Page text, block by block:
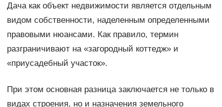
Дача как объект недвижимости является отдельным
видом собственности, наделенным определенными
правовыми нюансами. Как правило, термин
разграничивают на «загородный коттедж» и
«приусадебный участок».
При этом основная разница заключается не только в
видах строения, но и назначения земельного